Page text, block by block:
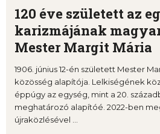
120 éve született az
karizmájának
Mester Margit Mária
1906. június 12-én született Mester
közösség alapítója. Lelkiségének
éppúgy az egység, mint a 20.
meghatározó alapítóé. 2022-ben
újraközlésével ...